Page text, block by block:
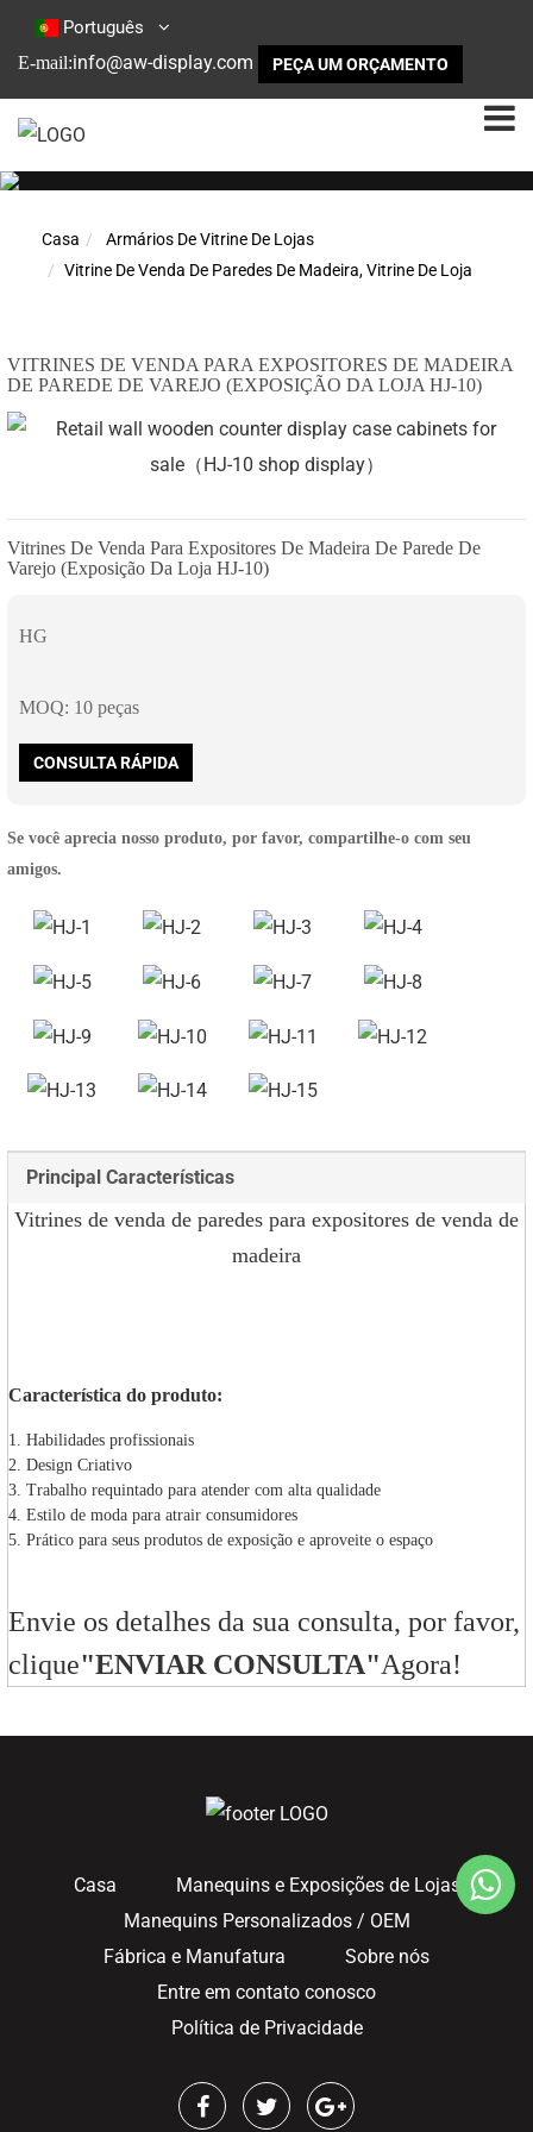
Português
E-mail:info@aw-display.com PEÇA UM ORÇAMENTO
Casa
Armários De Vitrine De Lojas
Vitrine De Venda De Paredes De Madeira, Vitrine De Loja
VITRINES DE VENDA PARA EXPOSITORES DE MADEIRA
DE PAREDE DE VAREJO (EXPOSIÇÃO DA LOJA HJ-10)
Vitrines De Venda Para Expositores De Madeira De Parede De
Varejo (exposição Da Loja HJ-10)
HG
MOQ: 10 peças
CONSULTA RÁPIDA
Se você aprecia nosso produto, por favor, compartilhe-o com seu
amigos.
Principal Características
Vitrines de venda de paredes para expositores de venda de
madeira
Característica do produto:
1. Habilidades profissionais
2. Design Criativo
3. Trabalho requintado para atender com alta qualidade
4. Estilo de moda para atrair consumidores
5. Prático para seus produtos de exposição e aproveite o espaço
Envie os detalhes da sua consulta, por favor,
clique"ENVIAR CONSULTA"Agora!
Casa
Manequins e Exposições de Lojas
Manequins Personalizados / OEM
Fábrica e Manufatura
Sobre nós
Entre em contato conosco
Política de Privacidade